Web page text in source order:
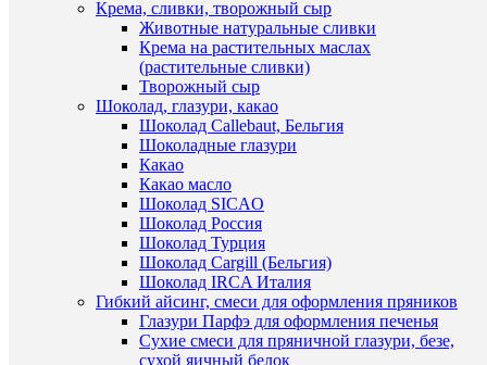
Крема, сливки, творожный сыр
Животные натуральные сливки
Крема на растительных маслах
(растительные сливки)
Творожный сыр
Шоколад, глазури, какао
Шоколад Callebaut, Бельгия
Шоколадные глазури
Какао
Какао масло
Шоколад SICAO
Шоколад Россия
Шоколад Турция
Шоколад Cargill (Бельгия)
Шоколад IRCA Италия
Гибкий айсинг, смеси для оформления пряников
Глазури Парфэ для оформления печенья
Сухие смеси для пряничной глазури, безе,
сухой яичный белок
корзину
Купить